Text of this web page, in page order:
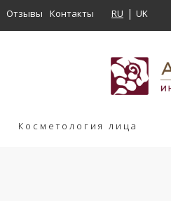
Отзывы Контакты RU UK
Косметология лица